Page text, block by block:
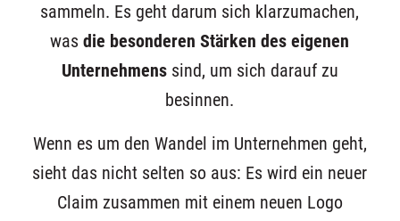
sammeln. Es geht darum sich klarzumachen,
wasdie besonderen Stärken des eigenen
Unternehmenssind, um sich darauf zu
besinnen.
Wenn es um den Wandel im Unternehmen geht,
sieht das nicht selten so aus: Es wird ein neuer
Claim zusammen mit einem neuen Logo